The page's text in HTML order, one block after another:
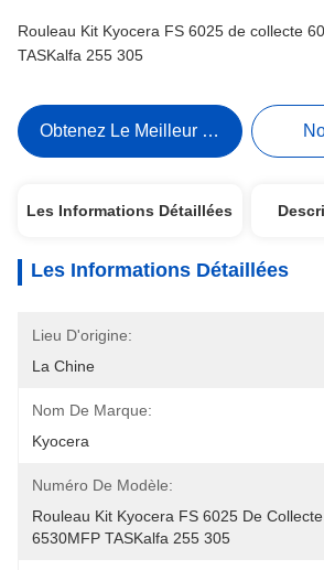
Rouleau Kit Kyocera FS 6025 de collecte
TASKalfa 255 305
Obtenez Le Meilleur Prix
Les Informations Détaillées
Les Informations Détaillées
Lieu D'origine:
La Chine
Nom De Marque:
Kyocera
Numéro De Modèle:
Rouleau Kit Kyocera FS 6025 De
6530MFP TASKalfa 255 305